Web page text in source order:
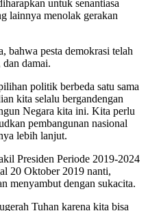
untuk senantiasa
lainnya menolak gerakan
bahwa pesta demokrasi telah
dan damai.
politik berbeda satu sama
kita selalu bergandengan
Negara kita ini. Kita perlu
pembangunan nasional
lebih lanjut.
Presiden Periode 2019-2024
20 Oktober 2019 nanti,
menyambut dengan sukacita.
Tuhan karena kita bisa